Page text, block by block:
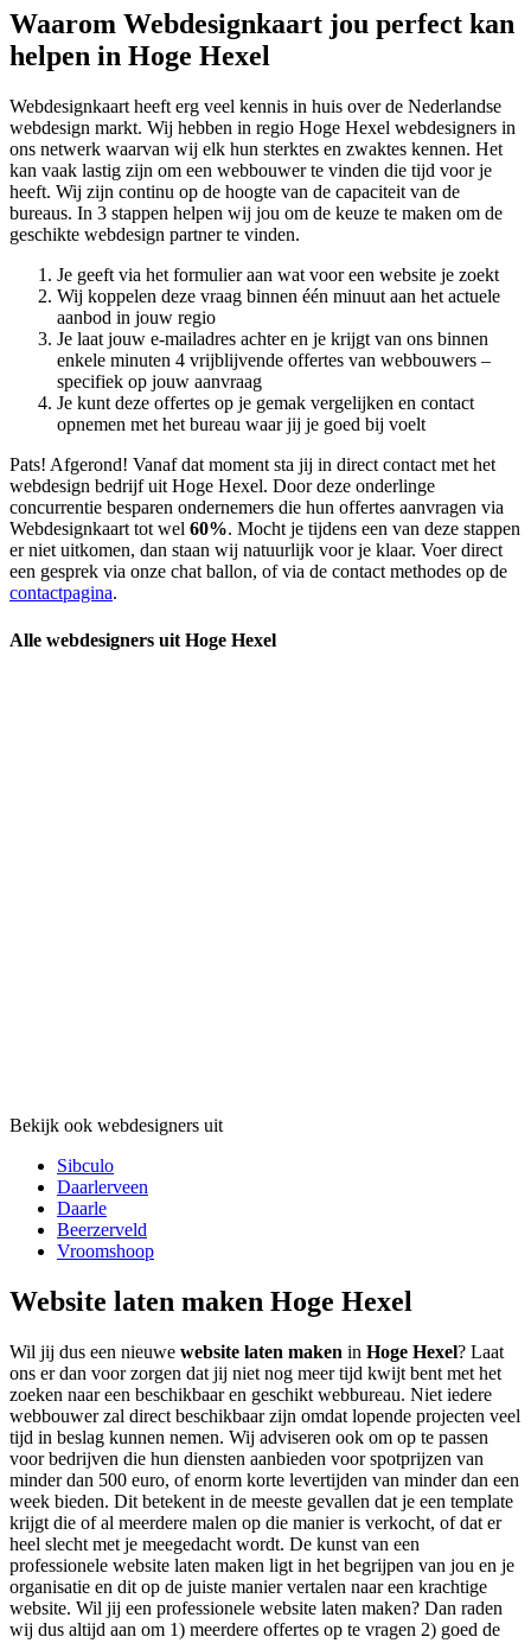
Waarom Webdesignkaart jou perfect kan
helpen in Hoge Hexel
Webdesignkaart heeft erg veel kennis in huis over de Nederlandse
webdesign markt. Wij hebben in regio Hoge Hexel webdesigners in
ons netwerk waarvan wij elk hun sterktes en zwaktes kennen. Het
kan vaak lastig zijn om een webbouwer te vinden die tijd voor je
heeft. Wij zijn continu op de hoogte van de capaciteit van de
bureaus. In 3 stappen helpen wij jou om de keuze te maken om de
geschikte webdesign partner te vinden.
Je geeft via het formulier aan wat voor een website je zoekt
Wij koppelen deze vraag binnen één minuut aan het actuele
aanbod in jouw regio
Je laat jouw e-mailadres achter en je krijgt van ons binnen
enkele minuten 4 vrijblijvende offertes van webbouwers –
specifiek op jouw aanvraag
Je kunt deze offertes op je gemak vergelijken en contact
opnemen met het bureau waar jij je goed bij voelt
Pats! Afgerond! Vanaf dat moment sta jij in direct contact met het
webdesign bedrijf uit Hoge Hexel. Door deze onderlinge
concurrentie besparen ondernemers die hun offertes aanvragen via
Webdesignkaart tot wel 60%. Mocht je tijdens een van deze stappen
er niet uitkomen, dan staan wij natuurlijk voor je klaar. Voer direct
een gesprek via onze chat ballon, of via de contact methodes op de
contactpagina.
Alle webdesigners uit Hoge Hexel
Bekijk ook webdesigners uit
Sibculo
Daarlerveen
Daarle
Beerzerveld
Vroomshoop
Website laten maken Hoge Hexel
Wil jij dus een nieuwe website laten maken in Hoge Hexel? Laat
ons er dan voor zorgen dat jij niet nog meer tijd kwijt bent met het
zoeken naar een beschikbaar en geschikt webbureau. Niet iedere
webbouwer zal direct beschikbaar zijn omdat lopende projecten veel
tijd in beslag kunnen nemen. Wij adviseren ook om op te passen
voor bedrijven die hun diensten aanbieden voor spotprijzen van
minder dan 500 euro, of enorm korte levertijden van minder dan een
week bieden. Dit betekent in de meeste gevallen dat je een template
krijgt die of al meerdere malen op die manier is verkocht, of dat er
heel slecht met je meegedacht wordt. De kunst van een
professionele website laten maken ligt in het begrijpen van jou en je
organisatie en dit op de juiste manier vertalen naar een krachtige
website. Wil jij een professionele website laten maken? Dan raden
wij dus altijd aan om 1) meerdere offertes op te vragen 2) goed de